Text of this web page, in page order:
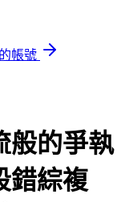
帳號
般的爭執
錯綜複